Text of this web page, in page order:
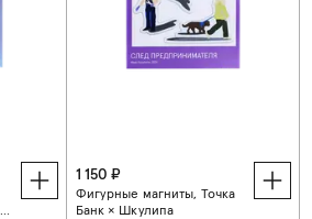
1 150 ₽
Фигурные магниты, Точка
Банк × Шкулипа